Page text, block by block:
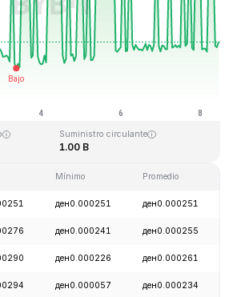
08, 10:42 GMT+0
ден0.000004
Suministro circulante
1.00 B
Mínimo Promedio
ден0.000251 ден0.000251
ден0.000241 ден0.000255
ден0.000226 ден0.000261
ден0.000057 ден0.000234